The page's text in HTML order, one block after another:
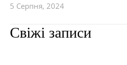
5 Серпня, 2024
Свіжі записи